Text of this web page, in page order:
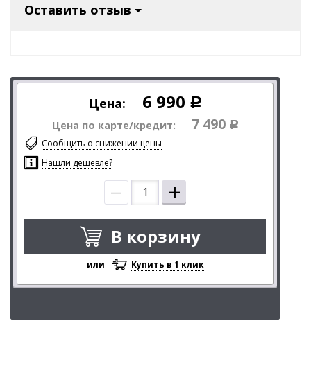
Оставить отзыв
Цена: 6 990 Р
Цена по карте/кредит: 7 490 Р
Сообщить о снижении цены
Нашли дешевле?
– +
В корзину
или Купить в 1 клик